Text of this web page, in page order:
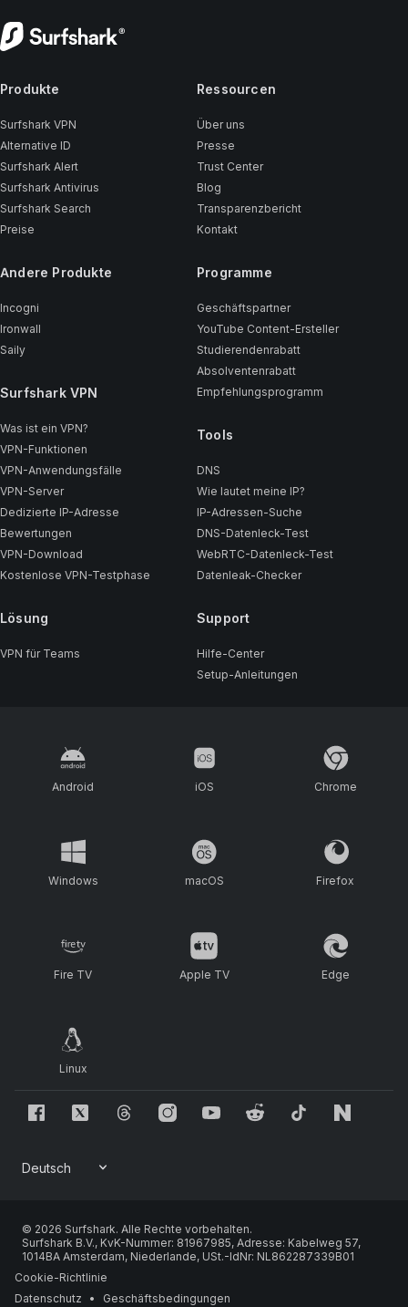
Produkte
Surfshark VPN
Alternative ID
Surfshark Alert
Surfshark Antivirus
Surfshark Search
Preise
Andere Produkte
Incogni
Ironwall
Saily
Surfshark VPN
Was ist ein VPN?
VPN-Funktionen
VPN-Anwendungsfälle
VPN-Server
Dedizierte IP-Adresse
Bewertungen
VPN-Download
Kostenlose VPN-Testphase
Lösung
VPN für Teams
Ressourcen
Über uns
Presse
Trust Center
Blog
Transparenzbericht
Kontakt
Programme
Geschäftspartner
YouTube Content-Ersteller
Studierendenrabatt
Absolventenrabatt
Empfehlungsprogramm
Tools
DNS
Wie lautet meine IP?
IP-Adressen-Suche
DNS-Datenleck-Test
WebRTC-Datenleck-Test
Datenleak-Checker
Support
Hilfe-Center
Setup-Anleitungen
Android iOS Chrome
Windows macOS Firefox
Fire TV Apple TV Edge
Linux
© 2026 Surfshark. Alle Rechte vorbehalten.
Surfshark B.V., KvK-Nummer: 81967985, Adresse: Kabelweg 57,
1014BA Amsterdam, Niederlande, USt.-IdNr: NL862287339B01
Cookie-Richtlinie
Datenschutz
• Geschäftsbedingungen